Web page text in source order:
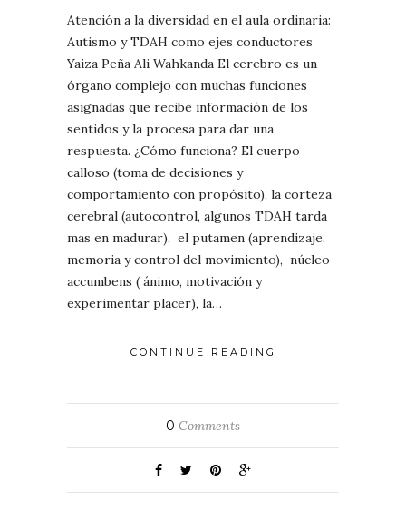
Atención a la diversidad en el aula ordinaria:
Autismo y TDAH como ejes conductores
Yaiza Peña Ali Wahkanda El cerebro es un
órgano complejo con muchas funciones
asignadas que recibe información de los
sentidos y la procesa para dar una
respuesta. ¿Cómo funciona? El cuerpo
calloso (toma de decisiones y
comportamiento con propósito), la corteza
cerebral (autocontrol, algunos TDAH tarda
mas en madurar), el putamen (aprendizaje,
memoria y control del movimiento), núcleo
accumbens ( ánimo, motivación y
experimentar placer), la…
CONTINUE READING
0 Comments